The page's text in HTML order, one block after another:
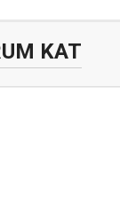
KAT